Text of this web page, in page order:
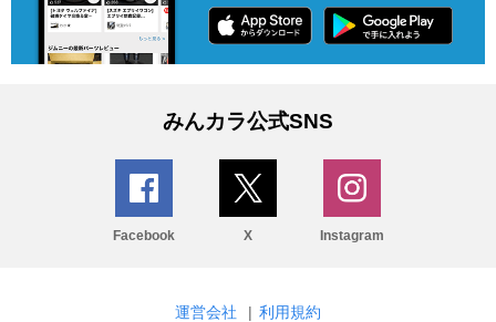
みんカラ公式SNS
Facebook X Instagram
運営会社 | 利用規約